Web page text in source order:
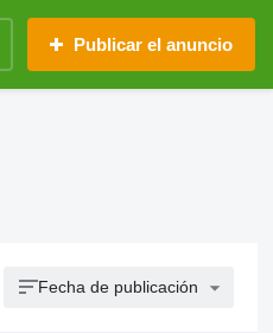
Publicar el anuncio
Fecha de publicación